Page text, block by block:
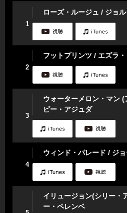
1
ローズ・ルージュ / ジョ
2
フットプリンツ / エズラ
3
ウォーターメロン・マン
ピー・アジュダ
4
ウィンド・パレード / ジ
イリュージョン(シリー・
ー・ペレンベ